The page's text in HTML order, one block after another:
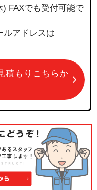
FAXでも受付可能で
ルアドレスは
積もりこちらか